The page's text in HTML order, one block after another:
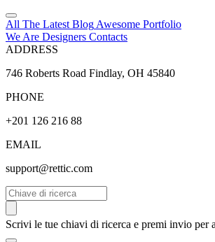
All The Latest Blog Awesome Portfolio
We Are Designers Contacts
ADDRESS
746 Roberts Road Findlay, OH 45840
PHONE
+201 126 216 88
EMAIL
support@rettic.com
Cerca
Scrivi le tue chiavi di ricerca e premi invio per